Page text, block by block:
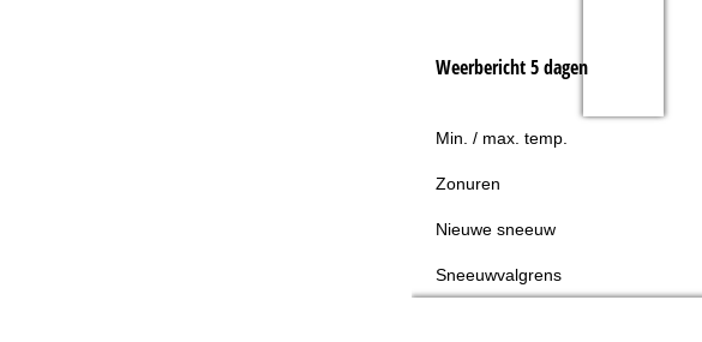
Weerbericht 5 dagen
Min. / max. temp.
Zonuren
Nieuwe sneeuw
Sneeuwvalgrens